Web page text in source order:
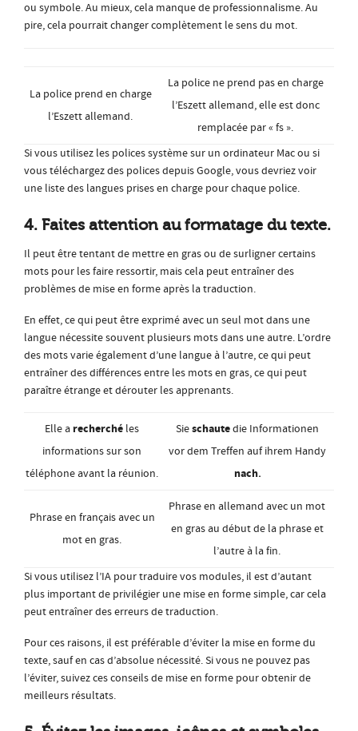
ou symbole. Au mieux, cela manque de professionnalisme. Au
pire, cela pourrait changer complètement le sens du mot.
La police prend en charge
l’Eszett allemand.
La police ne prend pas en charge
l’Eszett allemand, elle est donc
remplacée par « fs ».
Si vous utilisez les polices système sur un ordinateur Mac ou si
vous téléchargez des polices depuis Google, vous devriez voir
une liste des langues prises en charge pour chaque police.
4. Faites attention au formatage du texte.
Il peut être tentant de mettre en gras ou de surligner certains
mots pour les faire ressortir, mais cela peut entraîner des
problèmes de mise en forme après la traduction.
En effet, ce qui peut être exprimé avec un seul mot dans une
langue nécessite souvent plusieurs mots dans une autre. L’ordre
des mots varie également d’une langue à l’autre, ce qui peut
entraîner des différences entre les mots en gras, ce qui peut
paraître étrange et dérouter les apprenants.
Elle a recherché les
informations sur son
téléphone avant la réunion.
Sieschautedie Informationen
vor dem Treffen auf ihrem Handy
nach.
Phrase en français avec un
mot en gras.
Phrase en allemand avec un mot
en gras au début de la phrase et
l’autre à la fin.
Si vous utilisez l’IA pour traduire vos modules, il est d’autant
plus important de privilégier une mise en forme simple, car cela
peut entraîner des erreurs de traduction.
Pour ces raisons, il est préférable d’éviter la mise en forme du
texte, sauf en cas d’absolue nécessité. Si vous ne pouvez pas
l’éviter, suivez ces conseils de mise en forme pour obtenir de
meilleurs résultats.